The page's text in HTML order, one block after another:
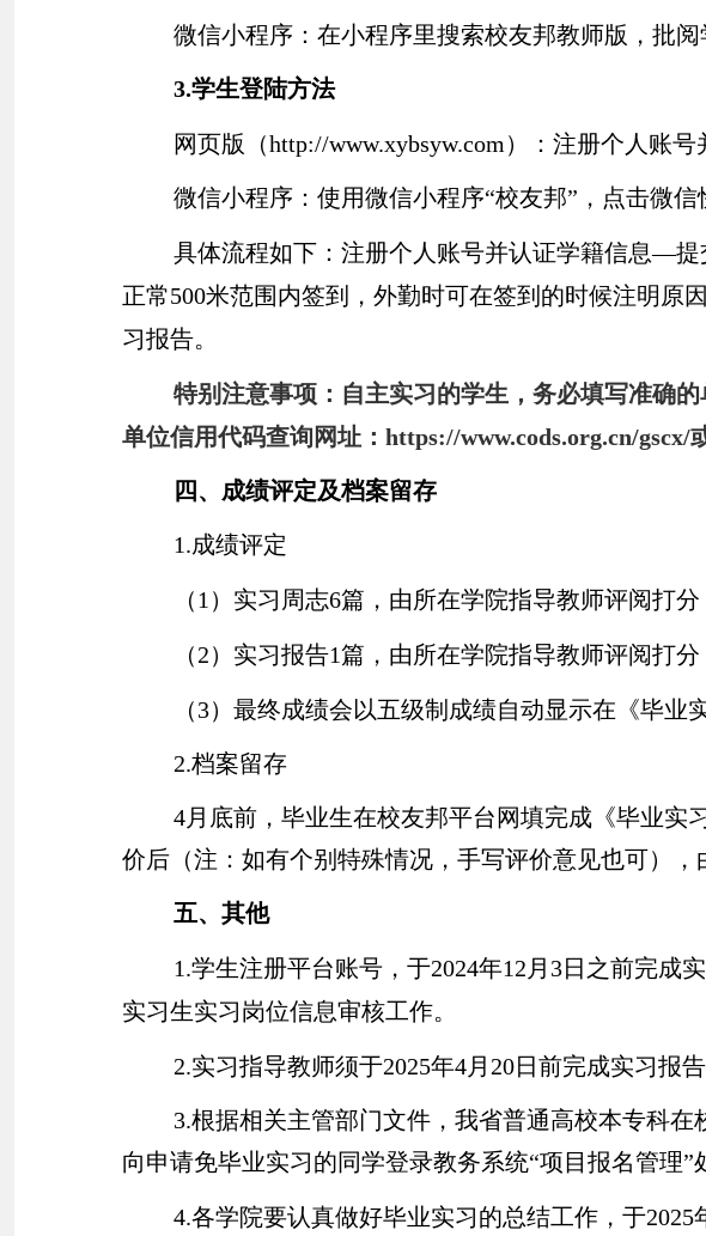
微信小程序：在小程序里搜索校友邦教师版，批阅
3.学生登陆方法
网页版（http://www.xybsyw.com ）：注册个人账号
微信小程序：使用微信小程序“校友邦”，点击微信
具体流程如下：注册个人账号并认证学籍信息—
正常500米范围内签到，外勤时可在签到的时候注明
习报告。
特别注意事项：自主实习的学生，务必填写准确
单位信用代码查询网址： https://www.cods.org.cn/gscx/
四、成绩评定及档案留存
1.成绩评定
（1 ）实习周志6篇，由所在学院指导教师评阅打
（2）实习报告1篇，由所在学院指导教师评阅打
（3）最终成绩会以五级制成绩自动显示在《毕业
2.档案留存
4月底前，毕业生在校友邦平台网填完成《毕业
价后（注：如有个别特殊情况，手写评价意见也可）
五、其他
1.学生注册平台账号，于2024年12 月 3日之前完成
实习生实习岗位信息审核工作。
2.实习指导教师须于2025年4月 20日前完成实习报
3.根据相关主管部门文件，我省普通高校本专科
向申请免毕业实习的同学登录教务系统“项目报名管理”
4.各学院要认真做好毕业实习的总结工作，于2025